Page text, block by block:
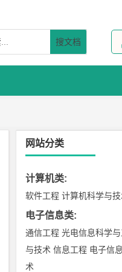
搜文档
网站分类
计算机类:
软件工程 计算机科学与技
电子信息类:
通信工程 光电信息科学
与技术 信息工程 电子信
术